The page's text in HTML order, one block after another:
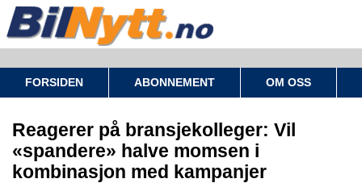
FORSIDEN ABONNEMENT OM OSS
Reagerer på bransjekolleger: Vil
«spandere» halve momsen i
kombinasjon med kampanjer